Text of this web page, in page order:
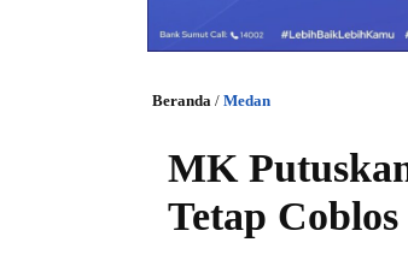
Beranda / Medan
MK
Tetap